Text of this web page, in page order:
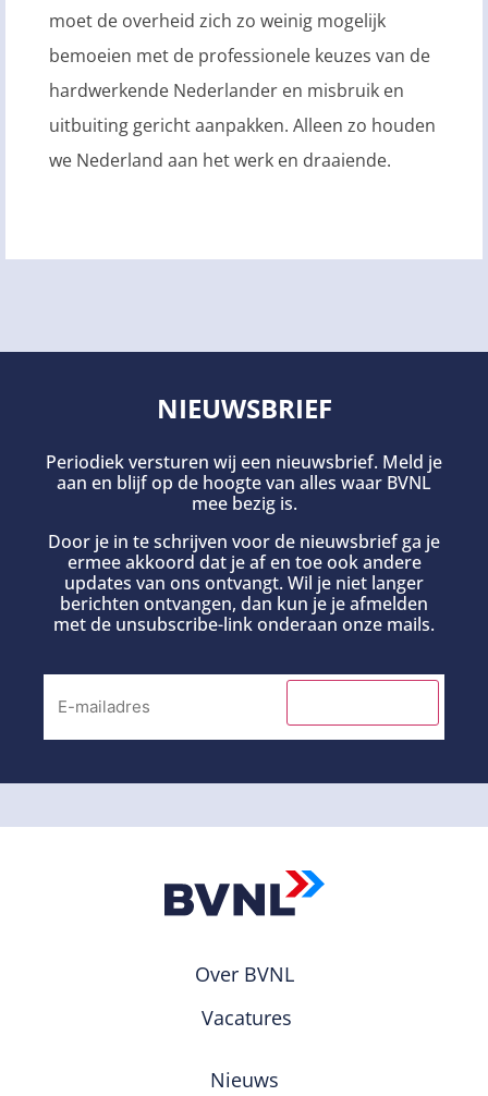
moet de overheid zich zo weinig mogelijk
bemoeien met de professionele keuzes van de
hardwerkende Nederlander en misbruik en
uitbuiting gericht aanpakken. Alleen zo houden
we Nederland aan het werk en draaiende.
NIEUWSBRIEF
Periodiek versturen wij een nieuwsbrief. Meld je
aan en blijf op de hoogte van alles waar BVNL
mee bezig is.
Door je in te schrijven voor de nieuwsbrief ga je
ermee akkoord dat je af en toe ook andere
updates van ons ontvangt. Wil je niet langer
berichten ontvangen, dan kun je je afmelden
met de unsubscribe-link onderaan onze mails.
Over BVNL
Vacatures
Nieuws